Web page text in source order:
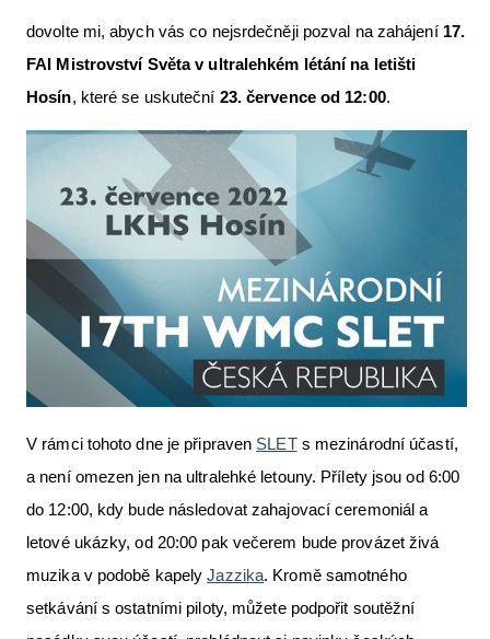
dovolte mi, abych vás co nejsrdečněji pozval na zahájení 17.
FAI Mistrovství Světa v ultralehkém létání na letišti
Hosín, které se uskuteční 23. července od 12:00.
V rámci tohoto dne je připraven SLETs mezinárodní účastí,
a není omezen jen na ultralehké letouny. Přílety jsou od 6:00
do 12:00, kdy bude následovat zahajovací ceremoniál a
letové ukázky, od 20:00 pak večerem bude provázet živá
muzika v podobě kapelyJazzika. Kromě samotného
setkávání s ostatními piloty, můžete podpořit soutěžní
Série & speciály
Letecká videa
Letecká muzea
VFR Communication app
The SAFE Guide app
Nabídky práce v letectví
Inzerujte s námi
E-SHOP